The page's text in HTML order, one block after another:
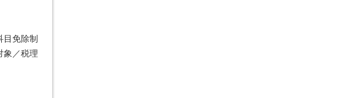
免除制
象／税理